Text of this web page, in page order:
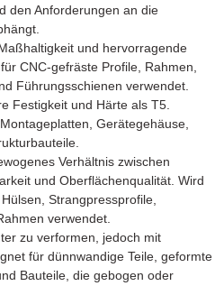
den Anforderungen an die
und hervorragende
CNC-gefräste Profile, Rahmen,
Führungsschienen verwendet.
Festigkeit und Härte als T5.
Gerätegehäuse,
Verhältnis zwischen
und Oberflächenqualität. Wird
Strangpressprofile,
verwendet.
zu verformen, jedoch mit
für dünnwandige Teile, geformte
Bauteile, die gebogen oder